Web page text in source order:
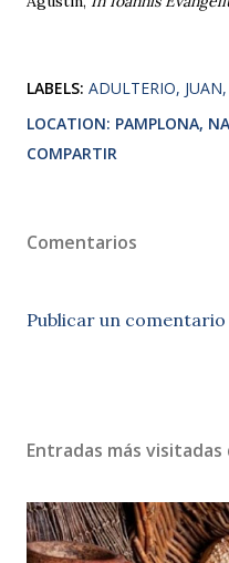
LABELS: ADULTERIO JUAN
LOCATION: PAMPLONA,
COMPARTIR
Comentarios
Publicar un comentario
Entradas más